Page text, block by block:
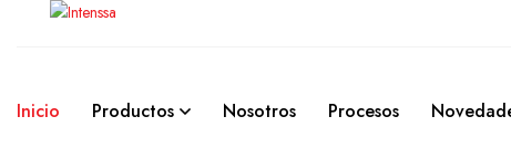
Inicio Productos Nosotros Procesos